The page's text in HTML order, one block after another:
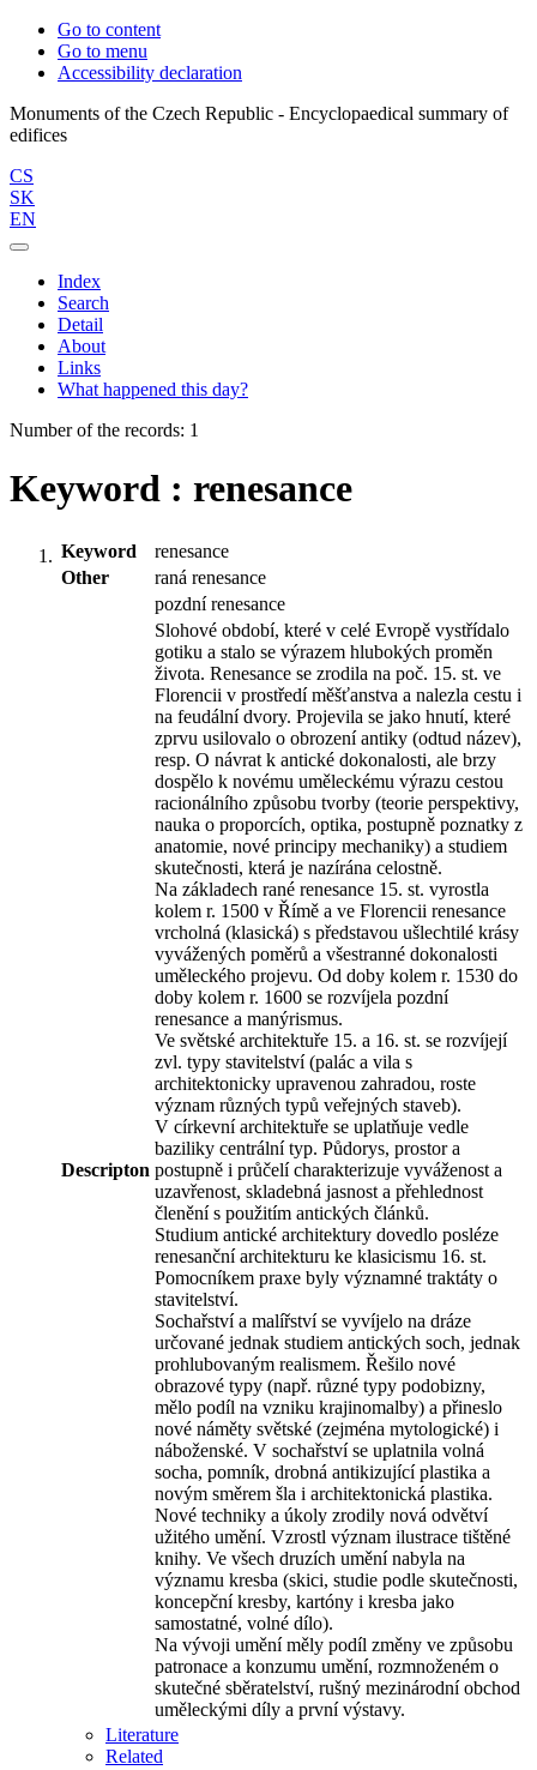
Go to content
Go to menu
Accessibility declaration
Monuments of the Czech Republic - Encyclopaedical summary of
CS
SK
EN
Index
Search
Detail
About
Links
What happened this day?
Number of the records: 1
Keyword : renesance
Keyword
renesance
Other
raná renesance
pozdní renesance
Descripton
Slohové období, které v celé Evropě vystřídalo
gotiku a stalo se výrazem hlubokých proměn
života. Renesance se zrodila na poč. 15. st. ve
Florencii v prostředí měšťanstva a nalezla cestu i
na feudální dvory. Projevila se jako hnutí, které
zprvu usilovalo o obrození antiky (odtud název),
resp. O návrat k antické dokonalosti, ale brzy
dospělo k novému uměleckému výrazu cestou
racionálního způsobu tvorby (teorie perspektivy,
nauka o proporcích, optika, postupně poznatky z
anatomie, nové principy mechaniky) a studiem
skutečnosti, která je nazírána celostně.
Na základech rané renesance 15. st. vyrostla
kolem r. 1500 v Římě a ve Florencii renesance
vrcholná (klasická) s představou ušlechtilé krásy
vyvážených poměrů a všestranné dokonalosti
uměleckého projevu. Od doby kolem r. 1530 do
doby kolem r. 1600 se rozvíjela pozdní
renesance a manýrismus.
Ve světské architektuře 15. a 16. st. se rozvíjejí
zvl. typy stavitelství (palác a vila s
architektonicky upravenou zahradou, roste
význam různých typů veřejných staveb).
V církevní architektuře se uplatňuje vedle
baziliky centrální typ. Půdorys, prostor a
postupně i průčelí charakterizuje vyváženost a
uzavřenost, skladebná jasnost a přehlednost
členění s použitím antických článků.
Studium antické architektury dovedlo posléze
renesanční architekturu ke klasicismu 16. st.
Pomocníkem praxe byly významné traktáty o
stavitelství.
Sochařství a malířství se vyvíjelo na dráze
určované jednak studiem antických soch, jednak
prohlubovaným realismem. Řešilo nové
obrazové typy (např. různé typy podobizny,
mělo podíl na vzniku krajinomalby) a přineslo
nové náměty světské (zejména mytologické) i
náboženské. V sochařství se uplatnila volná
socha, pomník, drobná antikizující plastika a
novým směrem šla i architektonická plastika.
Nové techniky a úkoly zrodily nová odvětví
užitého umění. Vzrostl význam ilustrace tištěné
knihy. Ve všech druzích umění nabyla na
významu kresba (skici, studie podle skutečnosti,
koncepční kresby, kartóny i kresba jako
samostatné, volné dílo).
Na vývoji umění měly podíl změny ve způsobu
patronace a konzumu umění, rozmnoženém o
skutečné sběratelství, rušný mezinárodní obchod
uměleckými díly a první výstavy.
Literature
Related